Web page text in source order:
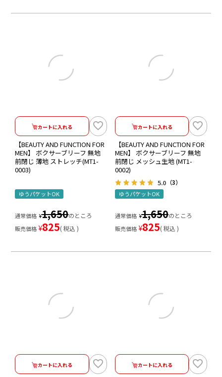
カートに入れる
【BEAUTY AND FUNCTION FOR
MEN】 ボクサーブリーフ 無地
前閉じ 薄地 ストレッチ(MT1-
0003)
ゆうパケットOK
通常価格 ¥1,650のところ
販売価格 ¥825 税込
カートに入れる
【BEAUTY AND FUNCTION FOR
MEN】 ボクサーブリーフ 無地
前閉じ メッシュ生地 (MT1-
0002)
5.0 （3）
ゆうパケットOK
通常価格 ¥1,650のところ
販売価格 ¥825 税込
カートに入れる カートに入れる